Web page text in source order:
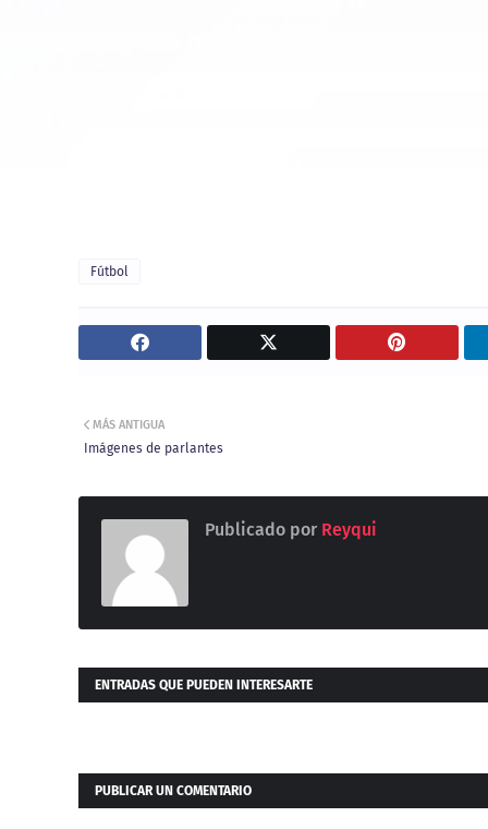
Fútbol
MÁS ANTIGUA
Imágenes de parlantes
Publicado por Reyqui
ENTRADAS QUE PUEDEN INTERESARTE
PUBLICAR UN COMENTARIO